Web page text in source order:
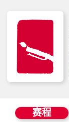
赛程